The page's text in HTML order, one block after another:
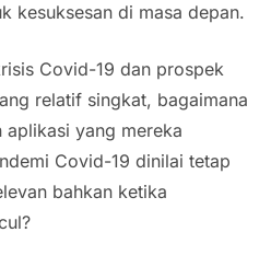
kesuksesan di masa depan.
Covid-19 dan prospek
relatif singkat, bagaimana
aplikasi yang mereka
Covid-19 dinilai tetap
bahkan ketika